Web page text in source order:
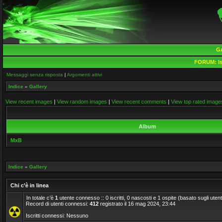
FORUM:
Messaggi senza risposta | Argomenti attivi
Indice » Gallery
View recent images | View random images | View recent comments | View top rated
Album
MxB
Indice » Gallery
Chi c’è in linea
In totale c’è 1 utente connesso :: 0 iscritti, 0 nascosti e 1 ospite (basato sugli
Record di utenti connessi: 412 registrato il 16 mag 2024, 23:44
Iscritti connessi: Nessuno